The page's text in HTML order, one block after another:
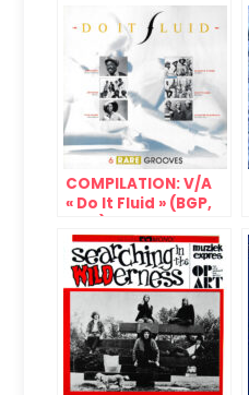
COMPILATION: V/A
« Do It Fluid » (BGP,